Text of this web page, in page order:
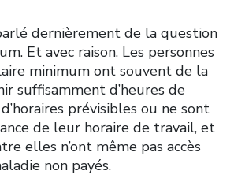
dernièrement de la question
Et avec raison. Les personnes
minimum ont souvent de la
suffisamment d’heures de
prévisibles ou ne sont
de leur horaire de travail, et
elles n’ont même pas accès
non payés.